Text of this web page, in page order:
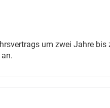
um zwei Jahre bis